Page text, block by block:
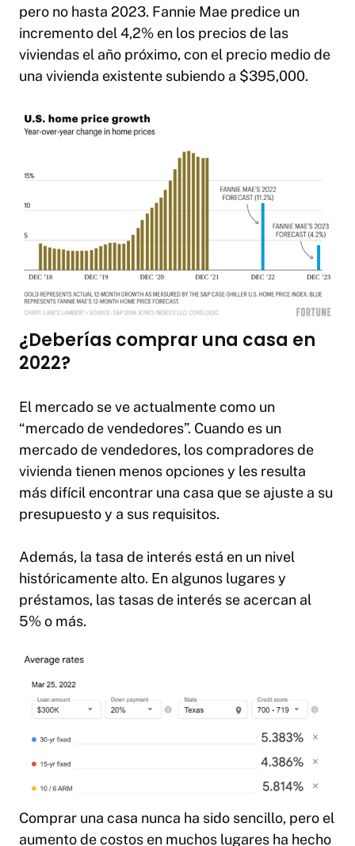
pero no hasta 2023. Fannie Mae predice un
incremento del 4,2% en los precios de las
viviendas el año próximo, con el precio medio de
una vivienda existente subiendo a $395,000.
¿Deberías comprar una casa en
2022?
El mercado se ve actualmente como un
“mercado de vendedores”. Cuando es un
mercado de vendedores, los compradores de
vivienda tienen menos opciones y les resulta
más difícil encontrar una casa que se ajuste a su
presupuesto y a sus requisitos.
Además, la tasa de interés está en un nivel
históricamente alto. En algunos lugares y
préstamos, las tasas de interés se acercan al
5% o más.
Comprar una casa nunca ha sido sencillo, pero el
aumento de costos en muchos lugares ha hecho